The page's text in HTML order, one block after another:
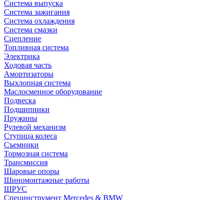
Система выпуска
Система зажигания
Система охлаждения
Система смазки
Сцепление
Топливная система
Электрика
Ходовая часть
Амортизаторы
Выхлопная система
Маслосменное оборудование
Подвеска
Подшипники
Пружины
Рулевой механизм
Ступица колеса
Съемники
Тормозная система
Трансмиссия
Шаровые опоры
Шиномонтажные работы
ШРУС
Специнструмент Mercedes & BMW